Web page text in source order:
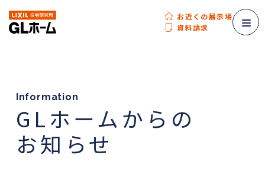
お近くの展示場
資料請求
Information
GLホームからの
お知らせ